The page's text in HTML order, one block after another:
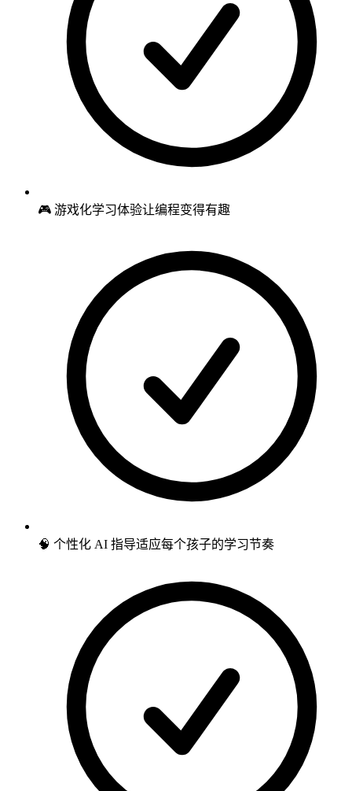
🎮 游戏化学习体验让编程变得有趣
🧠 个性化 AI 指导适应每个孩子的学习节奏